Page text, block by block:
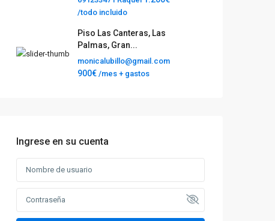
/todo incluido
Piso Las Canteras, Las
Palmas, Gran...
monicalubillo@gmail.com
900€ /mes + gastos
Ingrese en su cuenta